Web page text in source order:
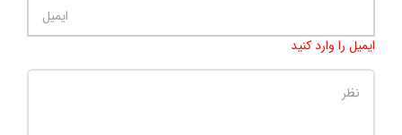
ایمیل را وارد کنید